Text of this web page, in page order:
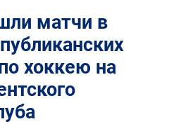
матчи в
хоккею на